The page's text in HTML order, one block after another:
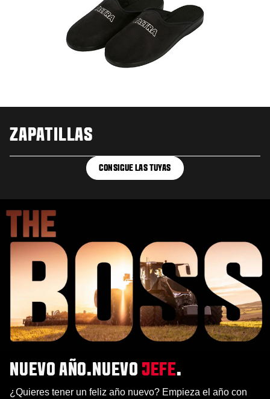
ZAPATILLAS
CONSIGUE LAS TUYAS
NUEVO AÑO.NUEVO JEFE.
¿Quieres tener un feliz año nuevo? Empieza el año con